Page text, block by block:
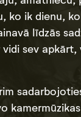
ko ik dienu,
līdzās
sev